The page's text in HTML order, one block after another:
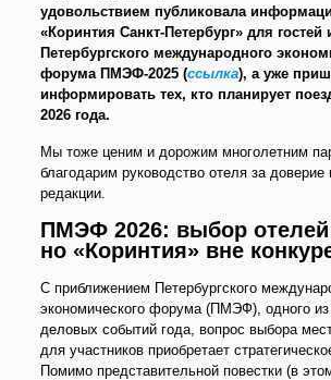
удовольствием публиковала
«Коринтия Санкт-Петербург» для гостей
Петербургского международного
форума ПМЭФ-2025 (ссылка), а уже
информировать тех, кто планирует
2026 года.
Мы тоже ценим и дорожим многолетним
благодарим руководство отеля за
редакции.
ПМЭФ 2026: выбор
но «Коринтия» вне
С приближением Петербургского
экономического форума (ПМЭФ), одного
деловых событий года, вопрос выбора
для участников приобретает
Помимо представительной повестки (в